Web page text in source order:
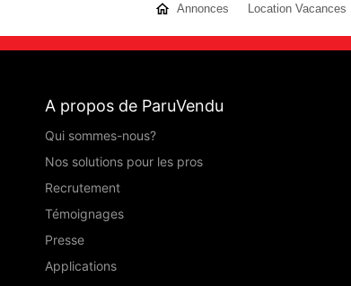
Annonces Location Vacances
A propos de ParuVendu
Qui sommes-nous?
Nos solutions pour les pros
Recrutement
Témoignages
Presse
Applications